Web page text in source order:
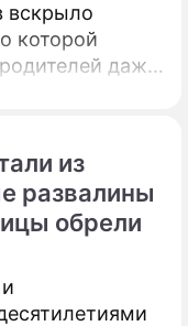
вскрыло
которой
даже
из
развалины
обрели